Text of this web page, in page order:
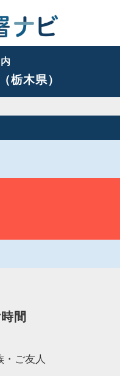
栃木県）
間
・ご友人